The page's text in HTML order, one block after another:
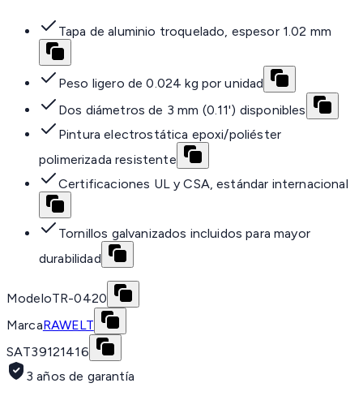
Tapa de aluminio troquelado, espesor 1.02 mm
Peso ligero de 0.024 kg por unidad
Dos diámetros de 3 mm (0.11') disponibles
Pintura electrostática epoxi/poliéster
polimerizada resistente
Certificaciones UL y CSA, estándar internacional
Tornillos galvanizados incluidos para mayor
durabilidad
ModeloTR-0420
MarcaRAWELT
SAT39121416
3 años de garantía